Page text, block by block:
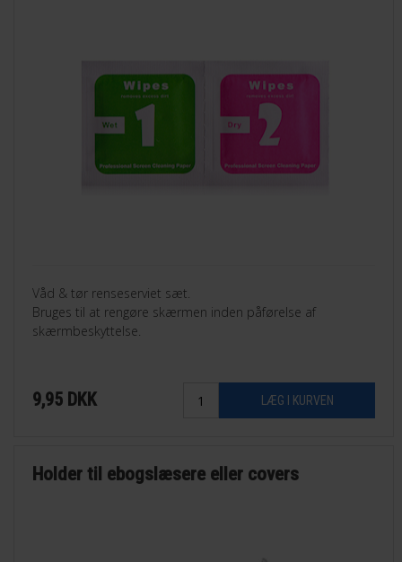
Våd & tør renseserviet sæt.
Bruges til at rengøre skærmen inden påførelse af
skærmbeskyttelse.
9,95 DKK
Holder til ebogslæsere eller covers